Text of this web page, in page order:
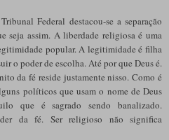
Federal destacou-se a separação
seja assim. A liberdade religiosa é uma
popular. A legitimidade é filha
o poder de escolha. Até por que Deus é.
da fé reside justamente nisso. Como é
políticos que usam o nome de Deus
que é sagrado sendo banalizado.
da fé. Ser religioso não significa